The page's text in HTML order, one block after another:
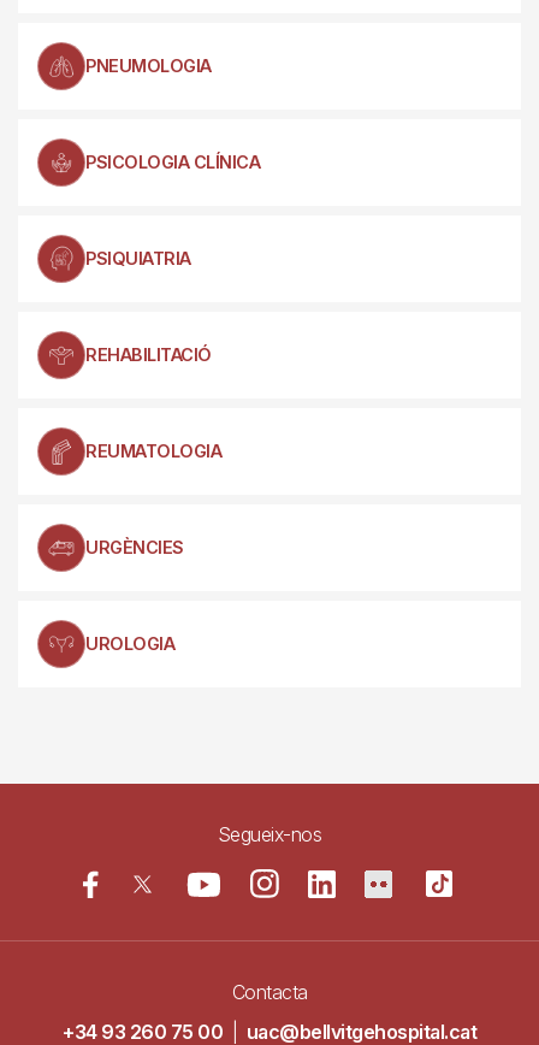
PNEUMOLOGIA
PSICOLOGIA CLÍNICA
PSIQUIATRIA
REHABILITACIÓ
REUMATOLOGIA
URGÈNCIES
UROLOGIA
Segueix-nos
Contacta
+34 93 260 75 00
uac@bellvitgehospital.cat